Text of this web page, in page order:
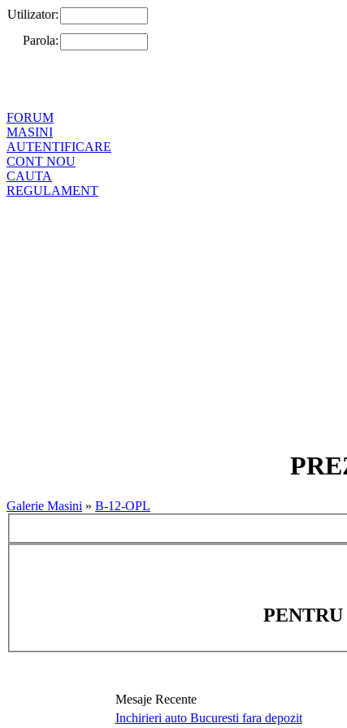
Utilizator:
Parola:
FORUM
MASINI
AUTENTIFICARE
CONT NOU
CAUTA
REGULAMENT
Galerie Masini » B-12-OPL
Mesaje Recente
Inchirieri auto Bucuresti fara depozit